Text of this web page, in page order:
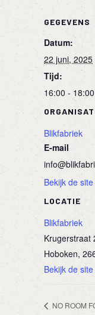
GEGEVENS
Datum:
22 juni, 2025
Tijd:
16:00 - 18:00
LOCATIE
Blikfabriek
Krugerstraat
Hoboken,
Bekijk de
Blikfabriek
E-mail
Bekijk de
NO ROOM